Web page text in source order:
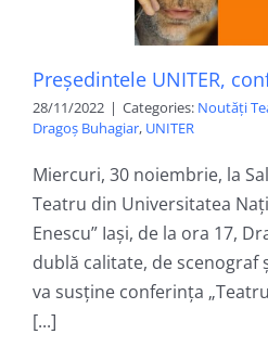
Președintele UNITER,
28/11/2022 | Categories: Noutăți
Dragoș Buhagiar, UNITER
Miercuri, 30 noiembrie, la
Teatru din Universitatea
Enescu” Iași, de la ora 17,
dublă calitate, de scenograf
va susține conferința
[...]